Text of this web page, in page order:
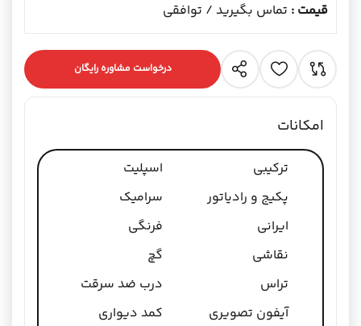
قیمت : تماس بگیرید / توافقی
درخواست مشاوره رایگان
امکانات
ترکیبی
اسپلیت
پکیج و رادیاتور
سرامیک
ایرانی
فرنگی
نقاشی
گچ
تراس
درب ضد سرقت
آیفون تصویری
کمد دیواری